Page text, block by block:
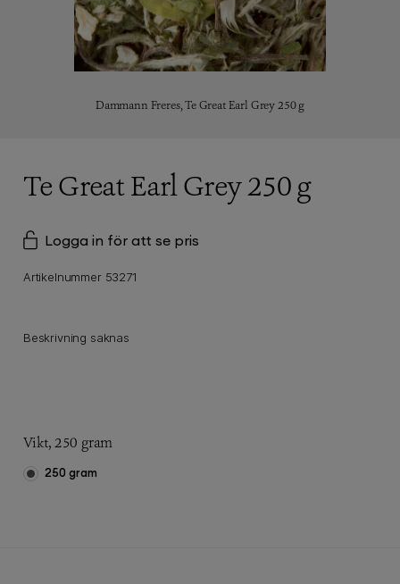
Te Great Earl Grey 250 g
Logga in för att se pris
Artikelnummer 53271
Beskrivning saknas
Vikt, 250 gram
250 gram
Dammann Freres,Te Great Earl Grey 250 g